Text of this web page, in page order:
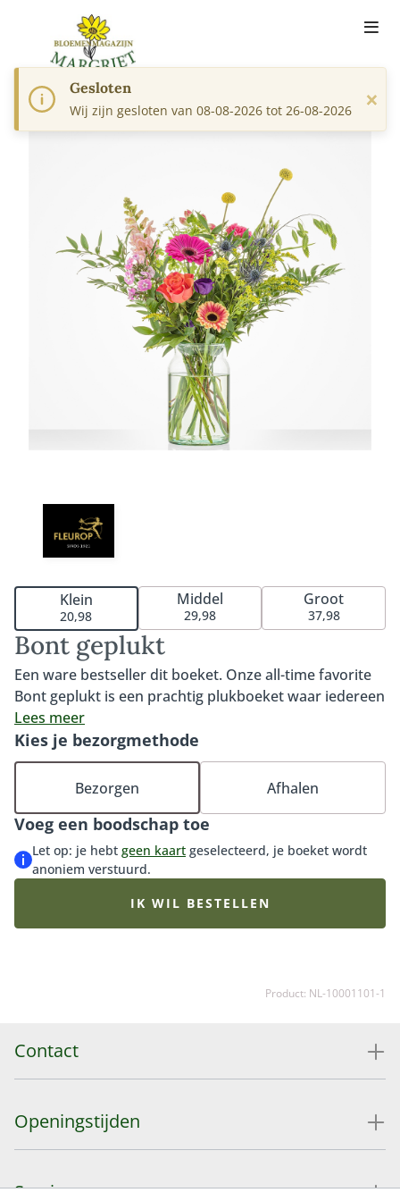
Bont geplukt
Een ware bestseller dit boeket. Onze all-time favorite
Bont geplukt is een prachtig plukboeket waar iedereen
blij van wordt. Bont geplukt kenmerkt zich door de
kleurrijke gerbera, mooie roos en de gele bolletjes
(craspedia). Het perfecte boeket om iemand mee te
verrassen, feliciteren of verwennen. Tip: bestel onze
bijpassende vaas erbij en maak de verrassing
compleet.
Lees meer
Klein
20,98
Middel
29,98
Groot
37,98
Voeg een boodschap toe
Let op: je hebt geen kaart geselecteerd, je boeket wordt
anoniem verstuurd.
Kies je bezorgmethode
Bezorgen Afhalen
IK WIL BESTELLEN
Product: NL-10001101-1
Contact
Openingstijden
Service
Gesloten
Wij zijn gesloten van 08-08-2026 tot 26-08-2026 ×